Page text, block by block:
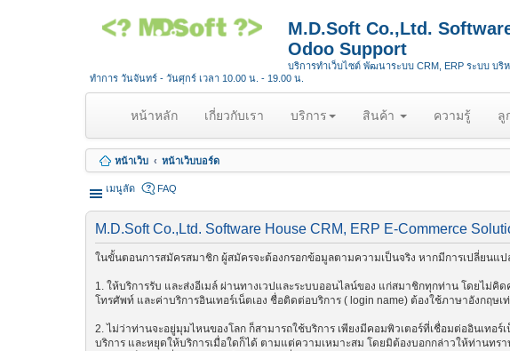
M.D.Soft Co.,Ltd.
Odoo Support
บริการทำเว็บไซต์ พัฒนาระบบ CRM, ERP ระบบ บริ
ทำการ วันจันทร์ - วันศุกร์ เวลา 10.00 น. - 19.00 น.
หน้าหลัก(
u
r
n
t
)
เกี่ยวกับเรา บริการ สินค้า ความรู้ ลู
หน้าเว็บ หน้าเว็บบอร์ด
เมนูลัด FAQ
M.D.Soft Co.,Ltd. Software House CRM, ERP E-Commerce
ในขั้นตอนการสมัครสมาชิก ผู้สมัครจะต้องกรอกข้อมูลตามความเป็นจริง หากมีการเปลี่ยน
1. ให้บริการรับ และส่งอีเมล์ ผ่านทางเวปและระบบออนไลน์ของ แก่สมาชิกทุกท่าน โดยไม่
โทรศัพท์ และค่าบริการอินเทอร์เน็ตเอง ชื่อติดต่อบริการ ( login name) ต้องใช้ภาษาอังกฤษ
2. ไม่ว่าท่านจะอยู่มุมไหนของโลก ก็สามารถใช้บริการ เพียงมีคอมพิวเตอร์ที่เชื่อมต่ออินเท
บริการ และหยุดให้บริการเมื่อใดก็ได้ ตามแต่ความเหมาะสม โดยมิต้องบอกกล่าวให้ท่านท